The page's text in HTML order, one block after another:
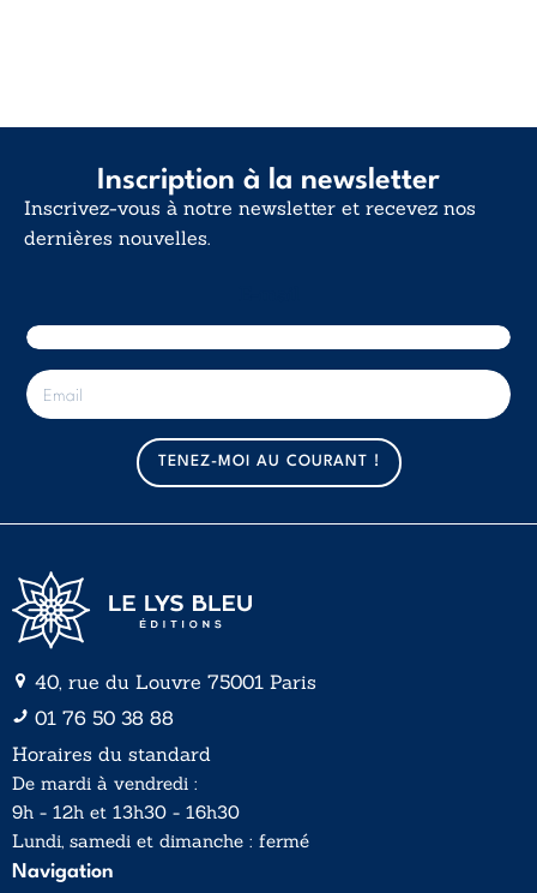
Inscription à la newsletter
Inscrivez-vous à notre newsletter et recevez nos
dernières nouvelles.
E
-
m
TENEZ-MOI AU COURANT !
40, rue du Louvre 75001 Paris
01 76 50 38 88
Horaires du standard
De mardi à vendredi :
9h - 12h et 13h30 - 16h30
Lundi, samedi et dimanche : fermé
Navigation